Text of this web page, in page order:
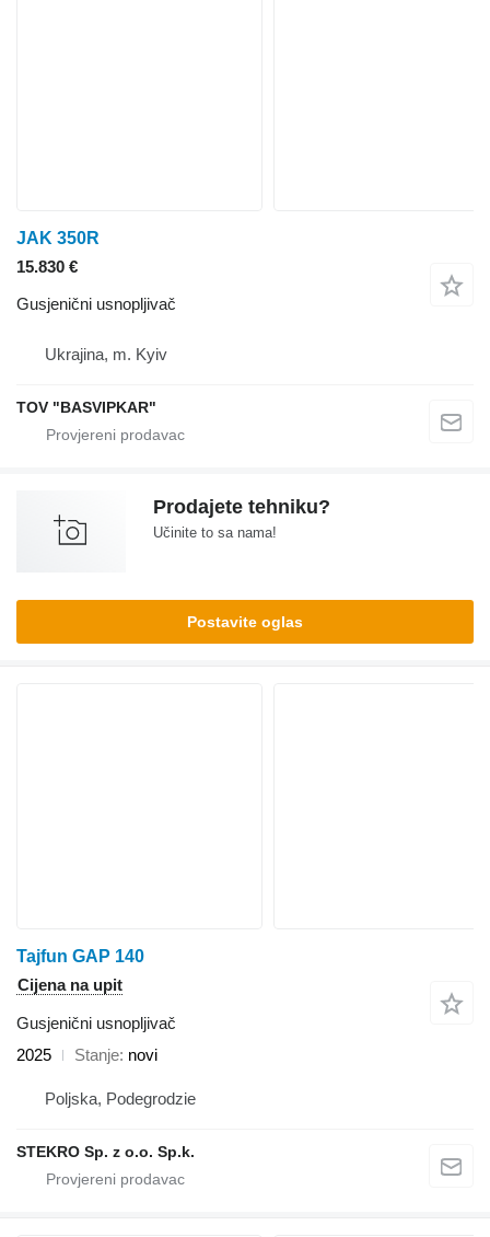
JAK 350R
15.830 €
Gusjenični usnopljivač
Ukrajina, m. Kyiv
TOV "BASVIPKAR"
Prodajete tehniku?
Učinite to sa nama!
Postavite oglas
Tajfun GAP 140
Cijena na upit
Gusjenični usnopljivač
2025
Stanje novi
Poljska, Podegrodzie
STEKRO Sp. z o.o. Sp.k.